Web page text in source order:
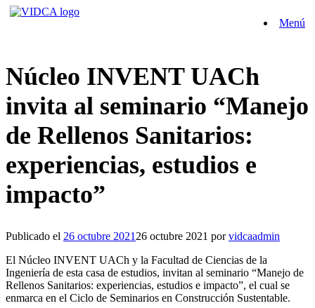
Saltar
Menú
Núcleo INVENT UACh
invita al seminario “Manejo
de Rellenos Sanitarios:
experiencias, estudios e
impacto”
Publicado el 26 octubre 2021 26 octubre 2021 porvidcaadmin
El Núcleo INVENT UACh y la Facultad de Ciencias de la
Ingeniería de esta casa de estudios, invitan al seminario “Manejo de
Rellenos Sanitarios: experiencias, estudios e impacto”, el cual se
enmarca en el Ciclo de Seminarios en Construcción Sustentable.